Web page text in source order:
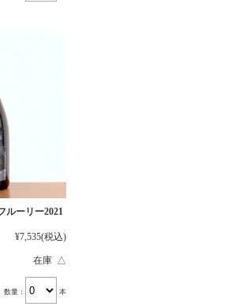
ルーリー2021
¥7,535(税込)
在庫 △
数量： 本